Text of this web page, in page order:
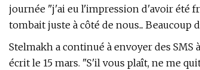
journée "j'ai eu l'impression d'avoir été
tombait juste à côté de nous...
Stelmakh a continué à envoyer des
écrit le 15 mars. "S'il vous plaît, ne me